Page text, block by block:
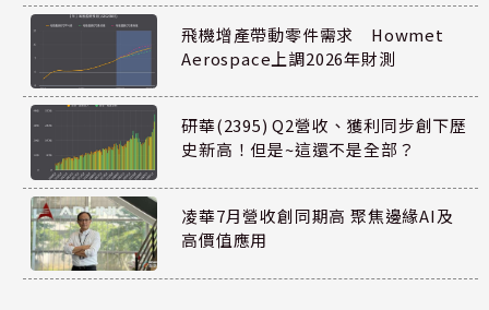
飛機增產帶動零件需求 Howmet
Aerospace上調2026年財測
研華(2395) Q2營收、獲利同步創下歷
史新高！但是~這還不是全部？
凌華7月營收創同期高 聚焦邊緣AI及
高價值應用